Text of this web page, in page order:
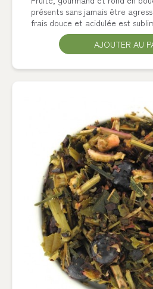
présents sans jamais être
frais douce et acidulée est
AJOUTER AU